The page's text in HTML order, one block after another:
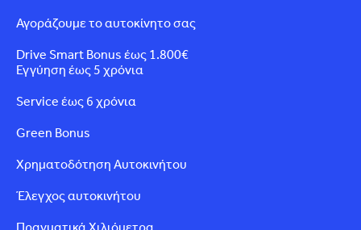
Αγοράζουμε το αυτοκίνητο σας
Drive Smart Bonus έως 1.800€
Εγγύηση έως 5 χρόνια
Service έως 6 χρόνια
Green Bonus
Χρηματοδότηση Αυτοκινήτου
Έλεγχος αυτοκινήτου
Πραγματικά Χιλιόμετρα